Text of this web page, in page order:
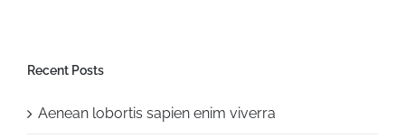
Recent Posts
Aenean lobortis sapien enim viverra